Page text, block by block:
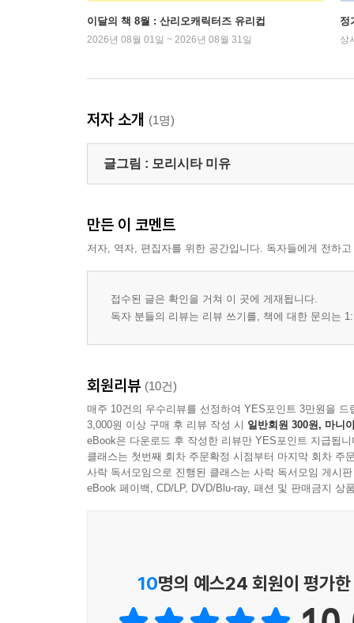
이달의 책 8월 : 산리오캐릭터즈 유리컵
2026년 08월 01일 ~ 2026년 08월 31일
정
상
저자 소개 (1명)
글그림 : 모리시타 미유
만든 이 코멘트
저자, 역자, 편집자를 위한 공간입니다. 독자들에게 전하
접수된 글은 확인을 거쳐 이 곳에 게재됩니다.
독자 분들의 리뷰는 리뷰 쓰기를, 책에 대한 문의는
회원리뷰 (10건)
매주 10건의 우수리뷰를 선정하여 YES포인트 3만원을 드
3,000원 이상 구매 후 리뷰 작성 시 일반회원 300원, 마니
eBook은 다운로드 후 작성한 리뷰만 YES포인트 지급됩니
클래스는 첫번째 회차 주문확정 시점부터 마지막 회차 주
사락 독서모임으로 진행된 클래스는 사락 독서모임 게시
eBook 페이백, CD/LP, DVD/Blu-ray, 패션 및 판매금지 상
10명의 예스24 회원이 평가